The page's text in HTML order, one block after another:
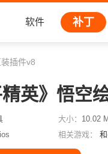
软件 补丁
插件v8
英》悟空
大小： 10.02
相关游戏：